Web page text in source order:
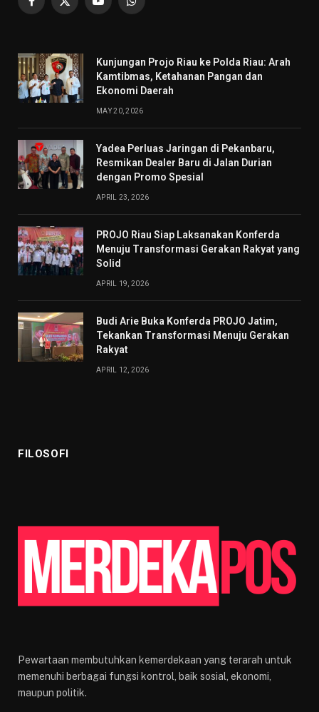
Facebook
X
YouTubeWhatsApp
Kunjungan Projo Riau ke Polda Riau: Arah
Kamtibmas, Ketahanan Pangan dan
Ekonomi Daerah
MAY 20, 2026
Yadea Perluas Jaringan di Pekanbaru,
Resmikan Dealer Baru di Jalan Durian
dengan Promo Spesial
APRIL 23, 2026
PROJO Riau Siap Laksanakan Konferda
Menuju Transformasi Gerakan Rakyat yang
Solid
APRIL 19, 2026
Budi Arie Buka Konferda PROJO Jatim,
Tekankan Transformasi Menuju Gerakan
Rakyat
APRIL 12, 2026
FILOSOFI
Pewartaan membutuhkan kemerdekaan yang terarah untuk
memenuhi berbagai fungsi kontrol, baik sosial, ekonomi,
maupun politik.